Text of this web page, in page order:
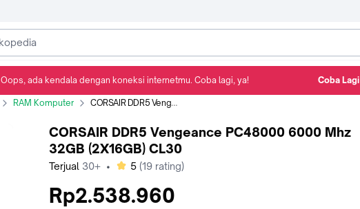
RAM Komputer CORSAIR DDR5 Vengeance PC48000 6000 Mhz 32GB (2X16GB) CL30
CORSAIR DDR5 Vengeance PC48000 6000 Mhz
32GB (2X16GB) CL30
Terjual 30+ • bintang
5 (19 rating)
Rp2.538.960
Oops, ada kendala dengan koneksi internetmu. Coba lagi, ya! Coba Lagi